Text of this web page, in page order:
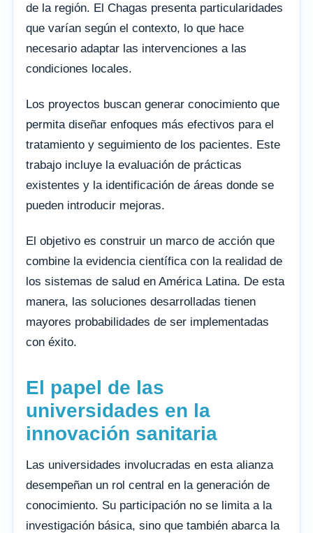
de la región. El Chagas presenta particularidades
que varían según el contexto, lo que hace
necesario adaptar las intervenciones a las
condiciones locales.
Los proyectos buscan generar conocimiento que
permita diseñar enfoques más efectivos para el
tratamiento y seguimiento de los pacientes. Este
trabajo incluye la evaluación de prácticas
existentes y la identificación de áreas donde se
pueden introducir mejoras.
El objetivo es construir un marco de acción que
combine la evidencia científica con la realidad de
los sistemas de salud en América Latina. De esta
manera, las soluciones desarrolladas tienen
mayores probabilidades de ser implementadas
con éxito.
El papel de las
universidades en la
innovación sanitaria
Las universidades involucradas en esta alianza
desempeñan un rol central en la generación de
conocimiento. Su participación no se limita a la
investigación básica, sino que también abarca la